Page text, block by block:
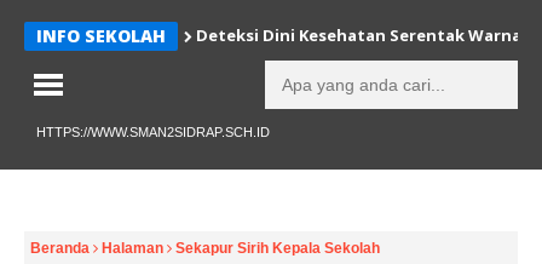
INFO SEKOLAH Deteksi Dini Kesehatan Serentak Warnai
HTTPS://WWW.SMAN2SIDRAP.SCH.ID
Beranda Halaman Sekapur Sirih Kepala Sekolah